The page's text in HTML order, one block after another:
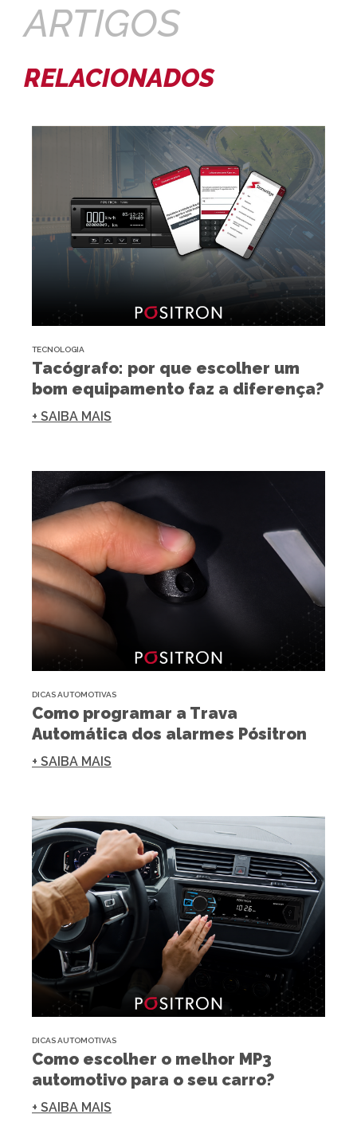
ARTIGOS
RELACIONADOS
TECNOLOGIA
Tacógrafo: por que escolher um
bom equipamento faz a diferença?
+ SAIBA MAIS
DICAS AUTOMOTIVAS
Como programar a Trava
Automática dos alarmes Pósitron
+ SAIBA MAIS
DICAS AUTOMOTIVAS
Como escolher o melhor MP3
automotivo para o seu carro?
+ SAIBA MAIS